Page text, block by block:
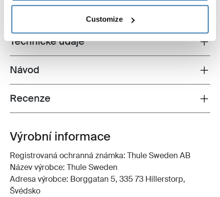
Customize
Toggle techspec
Technické údaje
Toggle guides and instructions
Návod
Toggle overview
Recenze
Výrobní informace
Registrovaná ochranná známka: Thule Sweden AB
Název výrobce: Thule Sweden
Adresa výrobce: Borggatan 5, 335 73 Hillerstorp,
Švédsko